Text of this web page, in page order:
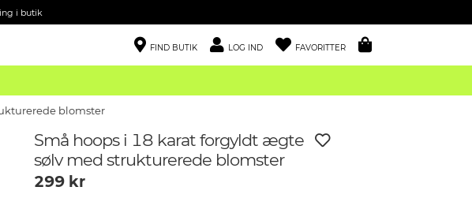
i butik
FIND BUTIK LOG IND FAVORITTER
blomster
Små hoops i 18 karat forgyldt ægte
sølv med strukturerede blomster
299kr